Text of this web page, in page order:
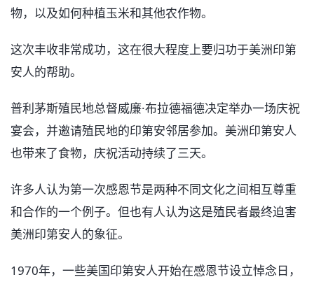
物，以及如何种植玉米和其他农作物。
这次丰收非常成功，这在很大程度上要归功于美洲印第
安人的帮助。
普利茅斯殖民地总督威廉·布拉德福德决定举办一场庆祝
宴会，并邀请殖民地的印第安邻居参加。美洲印第安人
也带来了食物，庆祝活动持续了三天。
许多人认为第一次感恩节是两种不同文化之间相互尊重
和合作的一个例子。但也有人认为这是殖民者最终迫害
美洲印第安人的象征。
1970年，一些美国印第安人开始在感恩节设立悼念日，